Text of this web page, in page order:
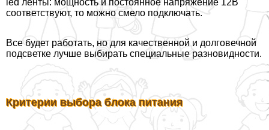
соответствуют, то можно смело подключать.
Все будет работать, но для качественной и долговечной
подсветке лучше выбирать специальные разновидности.
Критерии выбора блока питания